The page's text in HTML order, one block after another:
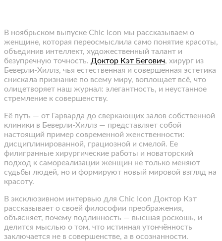
В ноябрьском выпуске Chic Icon мы рассказываем о
женщине, которая переосмыслила само понятие красоты,
объединив интеллект, художественный талант и
безупречную точность. Доктор Кэт Бегович, хирург из
Беверли-Хиллз, чья естественная и совершенная эстетика
снискала признание по всему миру, воплощает всё, что
олицетворяет наш журнал: элегантность, и неустанное
стремление к совершенству.
Её путь — от Гарварда до сверкающих залов собственной
клиники в Беверли-Хиллз — представляет собой
настоящий пример современной женственности:
дисциплинированной, грациозной и смелой. Ее
филигранные хирургические работы и новаторский
подход к самореализации женщин не только меняют
судьбы людей, но и формируют новый мировой взгляд на
красоту.
В эксклюзивном интервью для Chic Icon Доктор Кэт
рассказывает о своей философии преображения,
объясняет, почему подлинность — высшая роскошь, и
делится мыслью о том, что истинная утончённость
заключается не в совершенстве, а в осознанности.